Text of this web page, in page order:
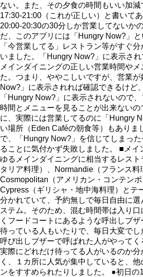
ない。また、その夕食の時間もいい加
17:30-21:00（これが正しい）と書いて
20:00-20:30の30分しか営業してない
だ、このアプリには「Hungry Now?」と
「今営業してる」レストラン等がすぐ
いました。「Hungry Now?」に表示され
メインダイニングの正しい営業時間や
た。つまり、ややこしいですが、営業
Now?」に表示されれば確認できるけど
「Hungry Now?」に表示されないので
時間とメニューを見ることが出来ない
に、実際には営業してるのに「Hungry
い場所（Eden Caféの朝食等）もありま
で、「Hungry Now?」を信じてしまっ
ることに気付かず失敗しました。 ■メ
ゆるメインダイニングに相当するレスト
タリア料理）、Normandie（フランス料
Cosmopolitan（アメリカン・コンテンポ
Cypress（ギリシャ・地中海料理）とテ
分かれていて、予約無しで毎日自由に
ステム。そのため、混む時間帯は入り
くフードコートにあるような呼出しブ
待っている人もいたりで、毎日大変でし
呼び出しブザーで呼ばれた人がやって
実際にどれだけ待ってる人がいるのか
く、１カ所に人気が集中していると、
ンをすすめられたりしました。 ●初日の